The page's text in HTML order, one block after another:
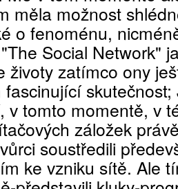
měla možnost
o fenoménu,
Social Network"
životy zatímco ony
fascinující
v tomto momentě, v
záložek
soustředili
ke vzniku sítě. Ale